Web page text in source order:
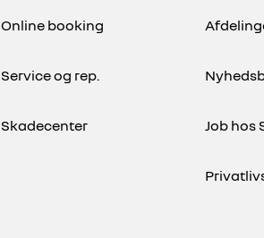
Online booking
Service og rep.
Skadecenter Job hos